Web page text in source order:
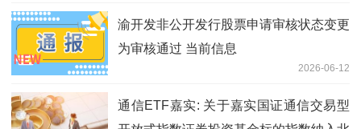
渝开发非公开发行股票申请审核状态变更
为审核通过 当前信息
2026-06-12
通信ETF嘉实: 关于嘉实国证通信交易型